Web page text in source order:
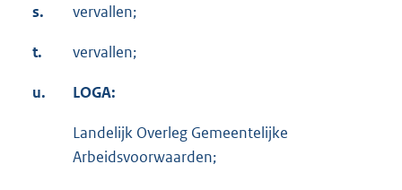
s. vervallen;
t. vervallen;
u. LOGA:
Landelijk Overleg Gemeentelijke
Arbeidsvoorwaarden;